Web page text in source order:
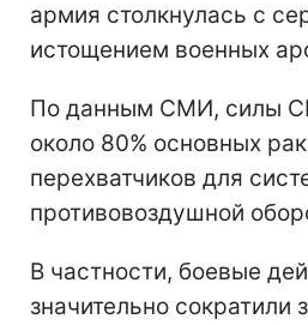
армия столкнулась с
истощением военных
По данным СМИ, силы
около 80% основных
перехватчиков для
противовоздушной
В частности, боевые
значительно сократили